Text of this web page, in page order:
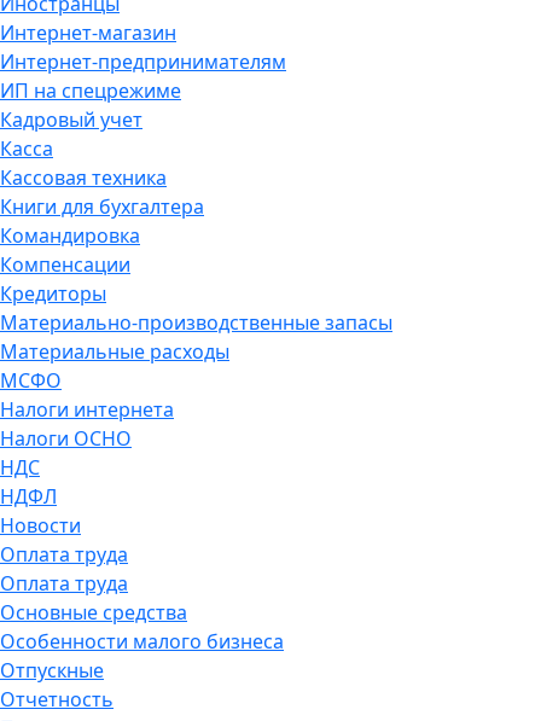
Интернет-магазин
Интернет-предпринимателям
ИП на спецрежиме
Кадровый учет
Касса
Кассовая техника
Книги для бухгалтера
Командировка
Компенсации
Кредиторы
Материально-производственные запасы
Материальные расходы
МСФО
Налоги интернета
Налоги ОСНО
НДС
НДФЛ
Новости
Оплата труда
Оплата труда
Основные средства
Особенности малого бизнеса
Отпускные
Отчетность